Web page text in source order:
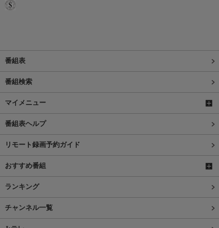
番組表
番組検索
マイメニュー
番組表ヘルプ
リモート録画予約ガイド
おすすめ番組
ランキング
チャンネル一覧